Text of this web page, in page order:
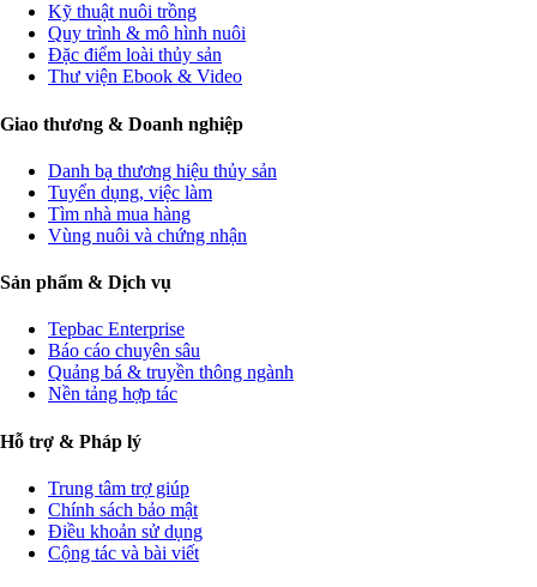
Kỹ thuật nuôi trồng
Quy trình & mô hình nuôi
Đặc điểm loài thủy sản
Thư viện Ebook & Video
Giao thương & Doanh nghiệp
Danh bạ thương hiệu thủy sản
Tuyển dụng, việc làm
Tìm nhà mua hàng
Vùng nuôi và chứng nhận
Sản phẩm & Dịch vụ
Tepbac Enterprise
Báo cáo chuyên sâu
Quảng bá & truyền thông ngành
Nền tảng hợp tác
Hỗ trợ & Pháp lý
Trung tâm trợ giúp
Chính sách bảo mật
Điều khoản sử dụng
Cộng tác và bài viết